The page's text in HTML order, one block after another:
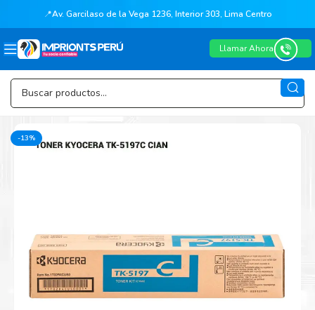
📍Av. Garcilaso de la Vega 1236, Interior 303, Lima Centro
Llamar Ahora
-13%